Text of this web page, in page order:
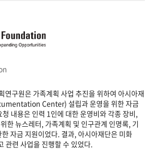
연구원은 가족계획 사업 추진을 위하여 아시아재
Center) 설립과 운영을 위한 자금
내용은 인력 1인에 대한 운영비와 각종 장비,
한 뉴스레터, 가족계획 및 인구관계 인명록, 기
자금 지원이었다. 결과, 아시아재단은 미화
관련 사업을 진행할 수 있었다.